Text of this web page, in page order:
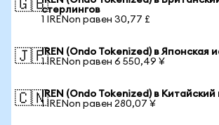
🇬🇧стерлингов
1 IRENon равен 30,77 £
🇯🇵IREN (Ondo Tokenized) в Японская
1 IRENon равен 6 550,49 ¥
🇨🇳IREN (Ondo Tokenized) в
1 IRENon равен 280,07 ¥